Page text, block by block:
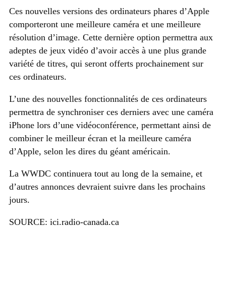
Ces nouvelles versions des ordinateurs phares d’Apple
comporteront une meilleure caméra et une meilleure
résolution d’image. Cette dernière option permettra aux
adeptes de jeux vidéo d’avoir accès à une plus grande
variété de titres, qui seront offerts prochainement sur
ces ordinateurs.
L’une des nouvelles fonctionnalités de ces ordinateurs
permettra de synchroniser ces derniers avec une caméra
iPhone lors d’une vidéoconférence, permettant ainsi de
combiner le meilleur écran et la meilleure caméra
d’Apple, selon les dires du géant américain.
La WWDC continuera tout au long de la semaine, et
d’autres annonces devraient suivre dans les prochains
jours.
SOURCE: ici.radio-canada.ca